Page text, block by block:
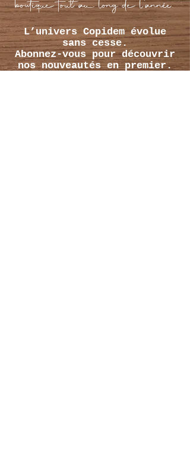
boutique tout au long de l’année.
L’univers Copidem évolue
sans cesse.
Abonnez-vous pour découvrir
nos nouveautés en premier.